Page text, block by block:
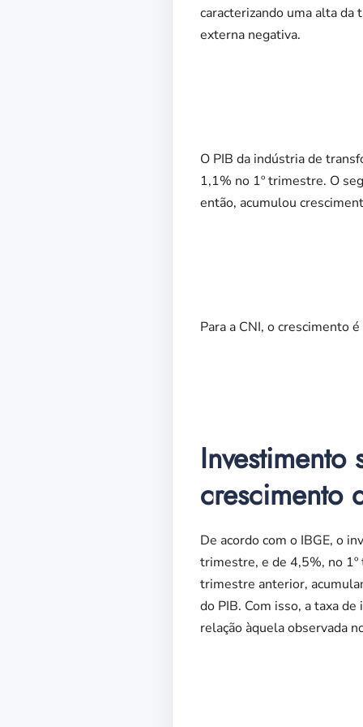
caracterizando uma alta da
externa negativa.
O PIB da indústria de
1,1% no 1º trimestre. O
então, acumulou
Para a CNI, o crescimento
crescimento
De acordo com o IBGE, o
trimestre, e de 4,5%, no
trimestre anterior,
do PIB. Com isso, a taxa
relação àquela observada